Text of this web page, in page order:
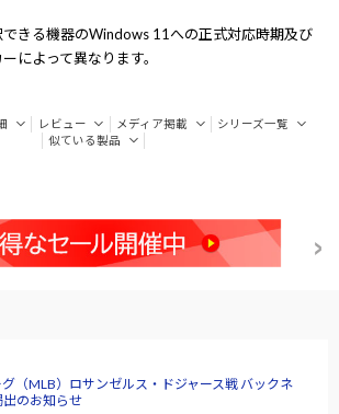
きる機器のWindows 11への正式対応時期及び
によって異なります。
レビュー メディア掲載
シリーズ一覧
似ている製品
（MLB）ロサンゼルス・ドジャース戦 バックネ
出のお知らせ